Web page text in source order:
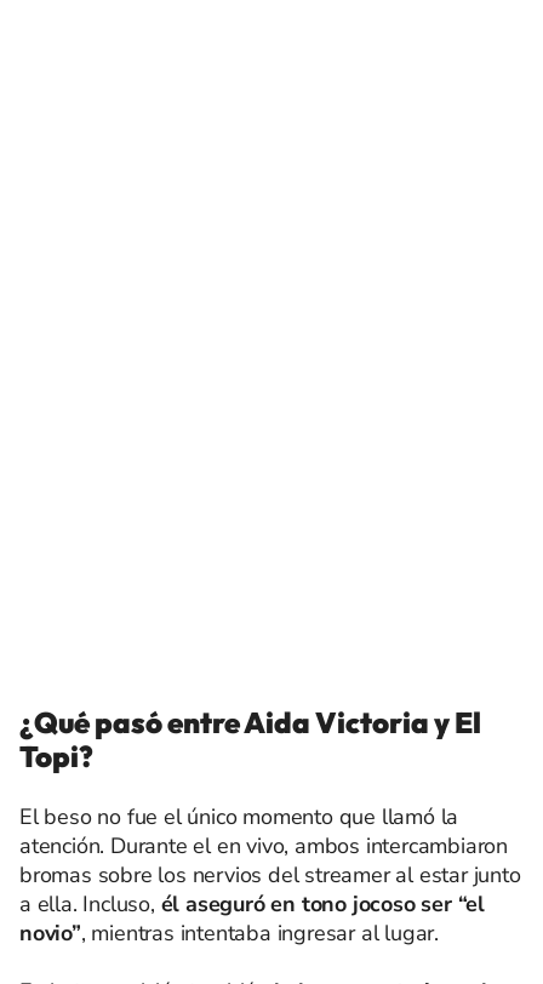
¿Qué pasó entre Aida Victoria y El
Topi?
El beso no fue el único momento que llamó la
atención. Durante el en vivo, ambos intercambiaron
bromas sobre los nervios del streamer al estar junto
a ella. Incluso, él aseguró en tono jocoso ser “el
novio”, mientras intentaba ingresar al lugar.